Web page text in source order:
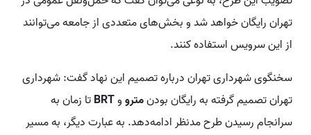
تهران رایگان خواهد شد و بخش‌های متعددی از جامعه می‌توانند
از این سرویس استفاده کنند.
سخنگوی شهرداری تهران درباره تصمیم این نهاد گفت: شهرداری
تهران تصمیم گرفته به رایگان بودنمترووBRTتا زمان به
سرانجام رسیدن طرح مدنظر ادامه‌دهد. به عبارت دیگر، به مسیر